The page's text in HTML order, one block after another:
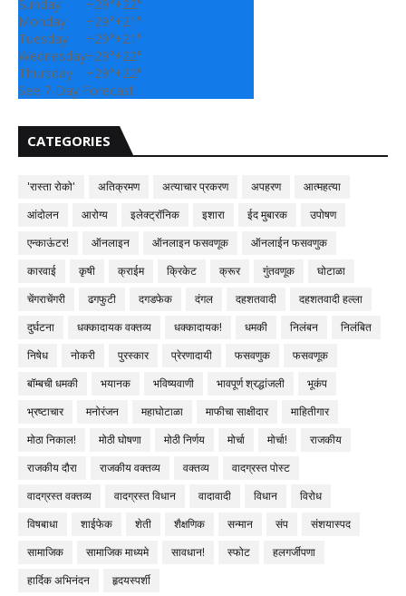
Sunday +29°+22°
Monday
+29°+21°
Tuesday
+29°+21°
Wednesday+29°+22°
Thursday
+29°+22°
See 7-Day Forecast
CATEGORIES
'रास्ता रोको' अतिक्रमण अत्याचार प्रकरण अपहरण
आत्महत्या
आंदोलन
आरोग्य इलेक्ट्रॉनिक इशारा ईद मुबारक
उपोषण
एन्काऊंटर!
ऑनलाइन ऑनलाइन फसवणूक
ऑनलाईन फसवणुक
कारवाई
कृषी क्राईम क्रिकेट क्रूर गुंतवणूक
घोटाळा
चेंगराचेंगरी
ढगफुटी दगडफेक दंगल दहशतवादी
दहशतवादी हल्ला
दुर्घटना
धक्कादायक वक्तव्य धक्कादायक! धमकी निलंबन
निलंबित
निषेध
नोकरी पुरस्कार प्रेरणादायी फसवणुक
फसवणूक
बॉम्बची धमकी
भयानक भविष्यवाणी भावपूर्ण श्रद्धांजली
भूकंप
भ्रष्टाचार
मनोरंजन महाघोटाळा माफीचा साक्षीदार
माहितीगार
मोठा निकाल!
मोठी घोषणा मोठी निर्णय मोर्चा मोर्चा!
राजकीय
राजकीय दौरा
राजकीय वक्तव्य वक्तव्य
वादग्रस्त पोस्ट
वादग्रस्त वक्तव्य
वादग्रस्त विधान वादावादी विधान
विरोध
विषबाधा
शाईफेक शेती शैक्षणिक सन्मान संप
संशयास्पद
सामाजिक
सामाजिक माध्यमे सावधान! स्फोट
हलगर्जीपणा
हार्दिक अभिनंदन
हृदयस्पर्शी